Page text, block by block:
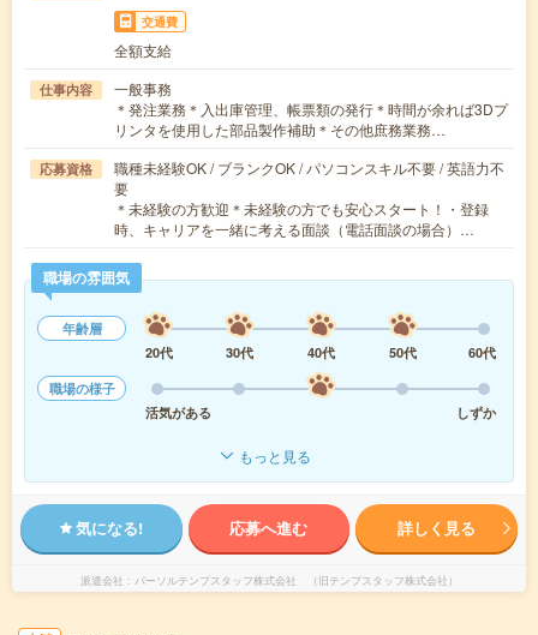
交通費
全額支給
仕事内容
一般事務
＊発注業務＊入出庫管理、帳票類の発行＊時間が余れば3Dプ
リンタを使用した部品製作補助＊その他庶務業務…
応募資格
職種未経験OK / ブランクOK / パソコンスキル不要 / 英語力不
要
＊未経験の方歓迎＊未経験の方でも安心スタート！・登録
時、キャリアを一緒に考える面談（電話面談の場合）…
職場の雰囲気
年齢層
20代
30代 40代 50代
60代
職場の様子
活気がある
しずか
もっと見る
気になる! 応募へ進む 詳しく見る
派遣会社 パーソルテンプスタッフ株式会社 （旧テンプスタッフ株式会社）